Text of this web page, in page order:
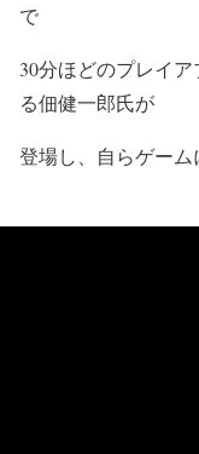
で
30分ほどのプレイ
る佃健一郎氏が
登場し、自らゲーム